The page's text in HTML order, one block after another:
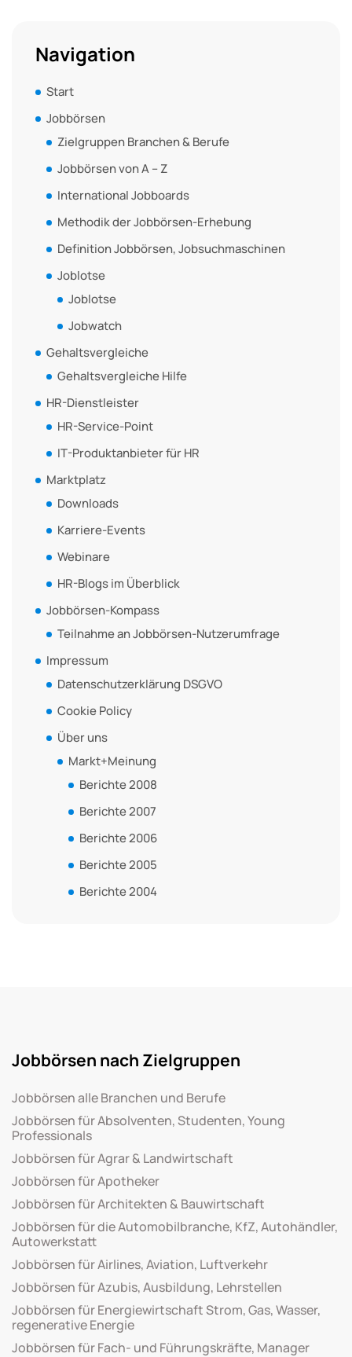
Navigation
Start
Jobbörsen
Zielgruppen Branchen & Berufe
Jobbörsen von A – Z
International Jobboards
Methodik der Jobbörsen-Erhebung
Definition Jobbörsen, Jobsuchmaschinen
Joblotse
Joblotse
Jobwatch
Gehaltsvergleiche
Gehaltsvergleiche Hilfe
HR-Dienstleister
HR-Service-Point
IT-Produktanbieter für HR
Marktplatz
Downloads
Karriere-Events
Webinare
HR-Blogs im Überblick
Jobbörsen-Kompass
Teilnahme an Jobbörsen-Nutzerumfrage
Impressum
Datenschutzerklärung DSGVO
Cookie Policy
Über uns
Markt+Meinung
Berichte 2008
Berichte 2007
Berichte 2006
Berichte 2005
Berichte 2004
Jobbörsen nach Zielgruppen
Jobbörsen alle Branchen und Berufe
Jobbörsen für Absolventen, Studenten, Young
Professionals
Jobbörsen für Agrar & Landwirtschaft
Jobbörsen für Apotheker
Jobbörsen für Architekten & Bauwirtschaft
Jobbörsen für die Automobilbranche, KfZ, Autohändler,
Autowerkstatt
Jobbörsen für Airlines, Aviation, Luftverkehr
Jobbörsen für Azubis, Ausbildung, Lehrstellen
Jobbörsen für Energiewirtschaft Strom, Gas, Wasser,
regenerative Energie
Jobbörsen für Fach- und Führungskräfte, Manager